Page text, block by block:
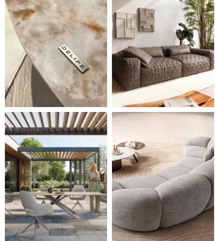
Styl, odolnost a společné chvíle pod širým nebem.
Ne každá pohovka je jen